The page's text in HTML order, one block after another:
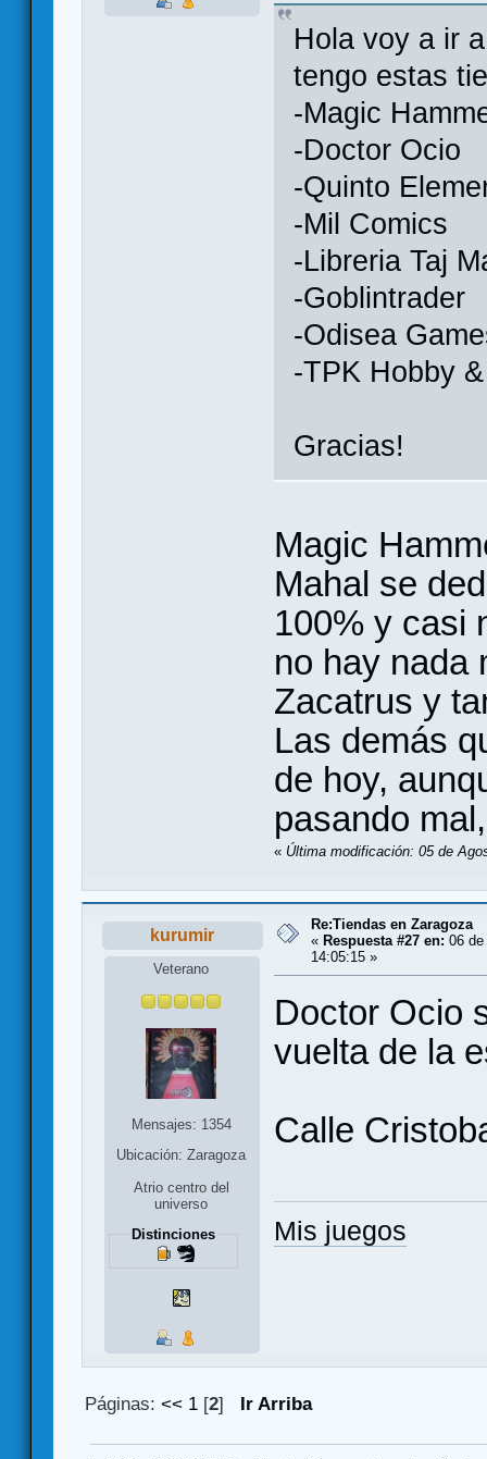
Hola voy a ir
tengo estas
-Magic
-Doctor Ocio
-Quinto
-Mil Comics
-Libreria Taj
-Goblintrader
-Odisea
-TPK Hobby
Gracias!
Magic
Mahal se
100% y casi
no hay nada
Zacatrus y
Las demás
de hoy,
pasando
« Última modificación: 05 de
kurumir
Veterano
Mensajes: 1354
Ubicación: Zaragoza
Atrio centro del
universo
Distinciones
Re:Tiendas en Zaragoza
« Respuesta #27 en: 06
14:05:15 »
Doctor Ocio
vuelta de la
Calle
Mis juegos
Páginas:<< 1 [2] Ir Arriba